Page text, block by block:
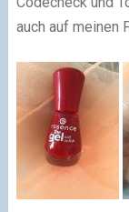
auch auf meinen